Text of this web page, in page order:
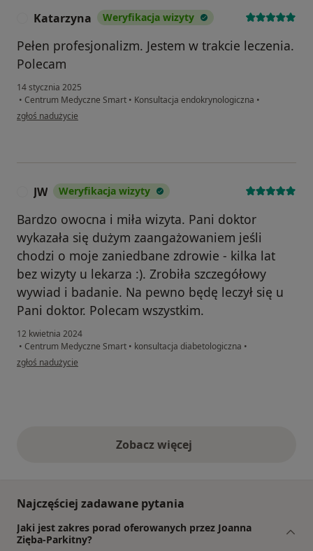
Katarzyna Weryfikacja wizyty
Pełen profesjonalizm. Jestem w trakcie leczenia.
Polecam
14 stycznia 2025
• Centrum Medyczne Smart • Konsultacja endokrynologiczna •
w opinii użytkownika Katarzyna
zgłoś nadużycie
JW Weryfikacja wizyty
Bardzo owocna i miła wizyta. Pani doktor
wykazała się dużym zaangażowaniem jeśli
chodzi o moje zaniedbane zdrowie - kilka lat
bez wizyty u lekarza :). Zrobiła szczegółowy
wywiad i badanie. Na pewno będę leczył się u
Pani doktor. Polecam wszystkim.
12 kwietnia 2024
• Centrum Medyczne Smart • konsultacja diabetologiczna •
w opinii użytkownika JW
zgłoś nadużycie
Zobacz więcejopinie powyżej
Najczęściej zadawane pytania
Jaki jest zakres porad oferowanych przez Joanna
Zięba-Parkitny?